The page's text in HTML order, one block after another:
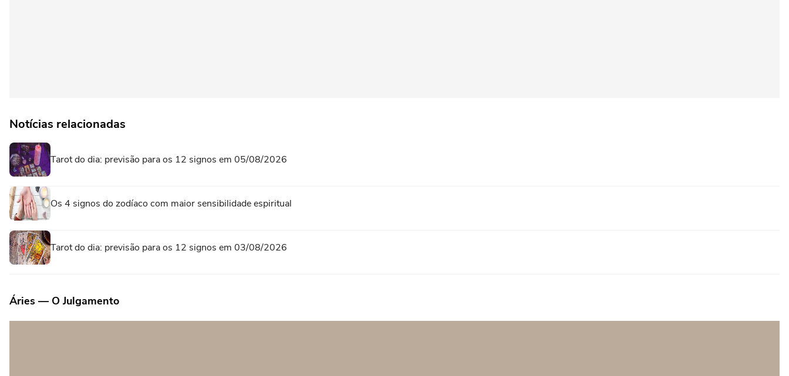
Notícias relacionadas
Tarot do dia: previsão para os 12 signos em 05/08/2026
Os 4 signos do zodíaco com maior sensibilidade espiritual
Tarot do dia: previsão para os 12 signos em 03/08/2026
Áries — O Julgamento